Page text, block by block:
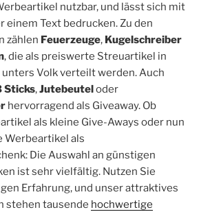
nutzbar, und lässt sich mit
einem Text bedrucken. Zu den
zählen Feuerzeuge, Kugelschreiber
, die als preiswerte Streuartikel in
Volk verteilt werden. Auch
Sticks,Jutebeutel oder
hervorragend als Giveaway. Ob
als kleine Give-Aways oder nun
Werbeartikel als
Die Auswahl an günstigen
ist sehr vielfältig. Nutzen Sie
Erfahrung, und unser attraktives
stehen tausende hochwertige